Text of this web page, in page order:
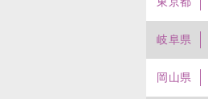
岐阜県
岡山県